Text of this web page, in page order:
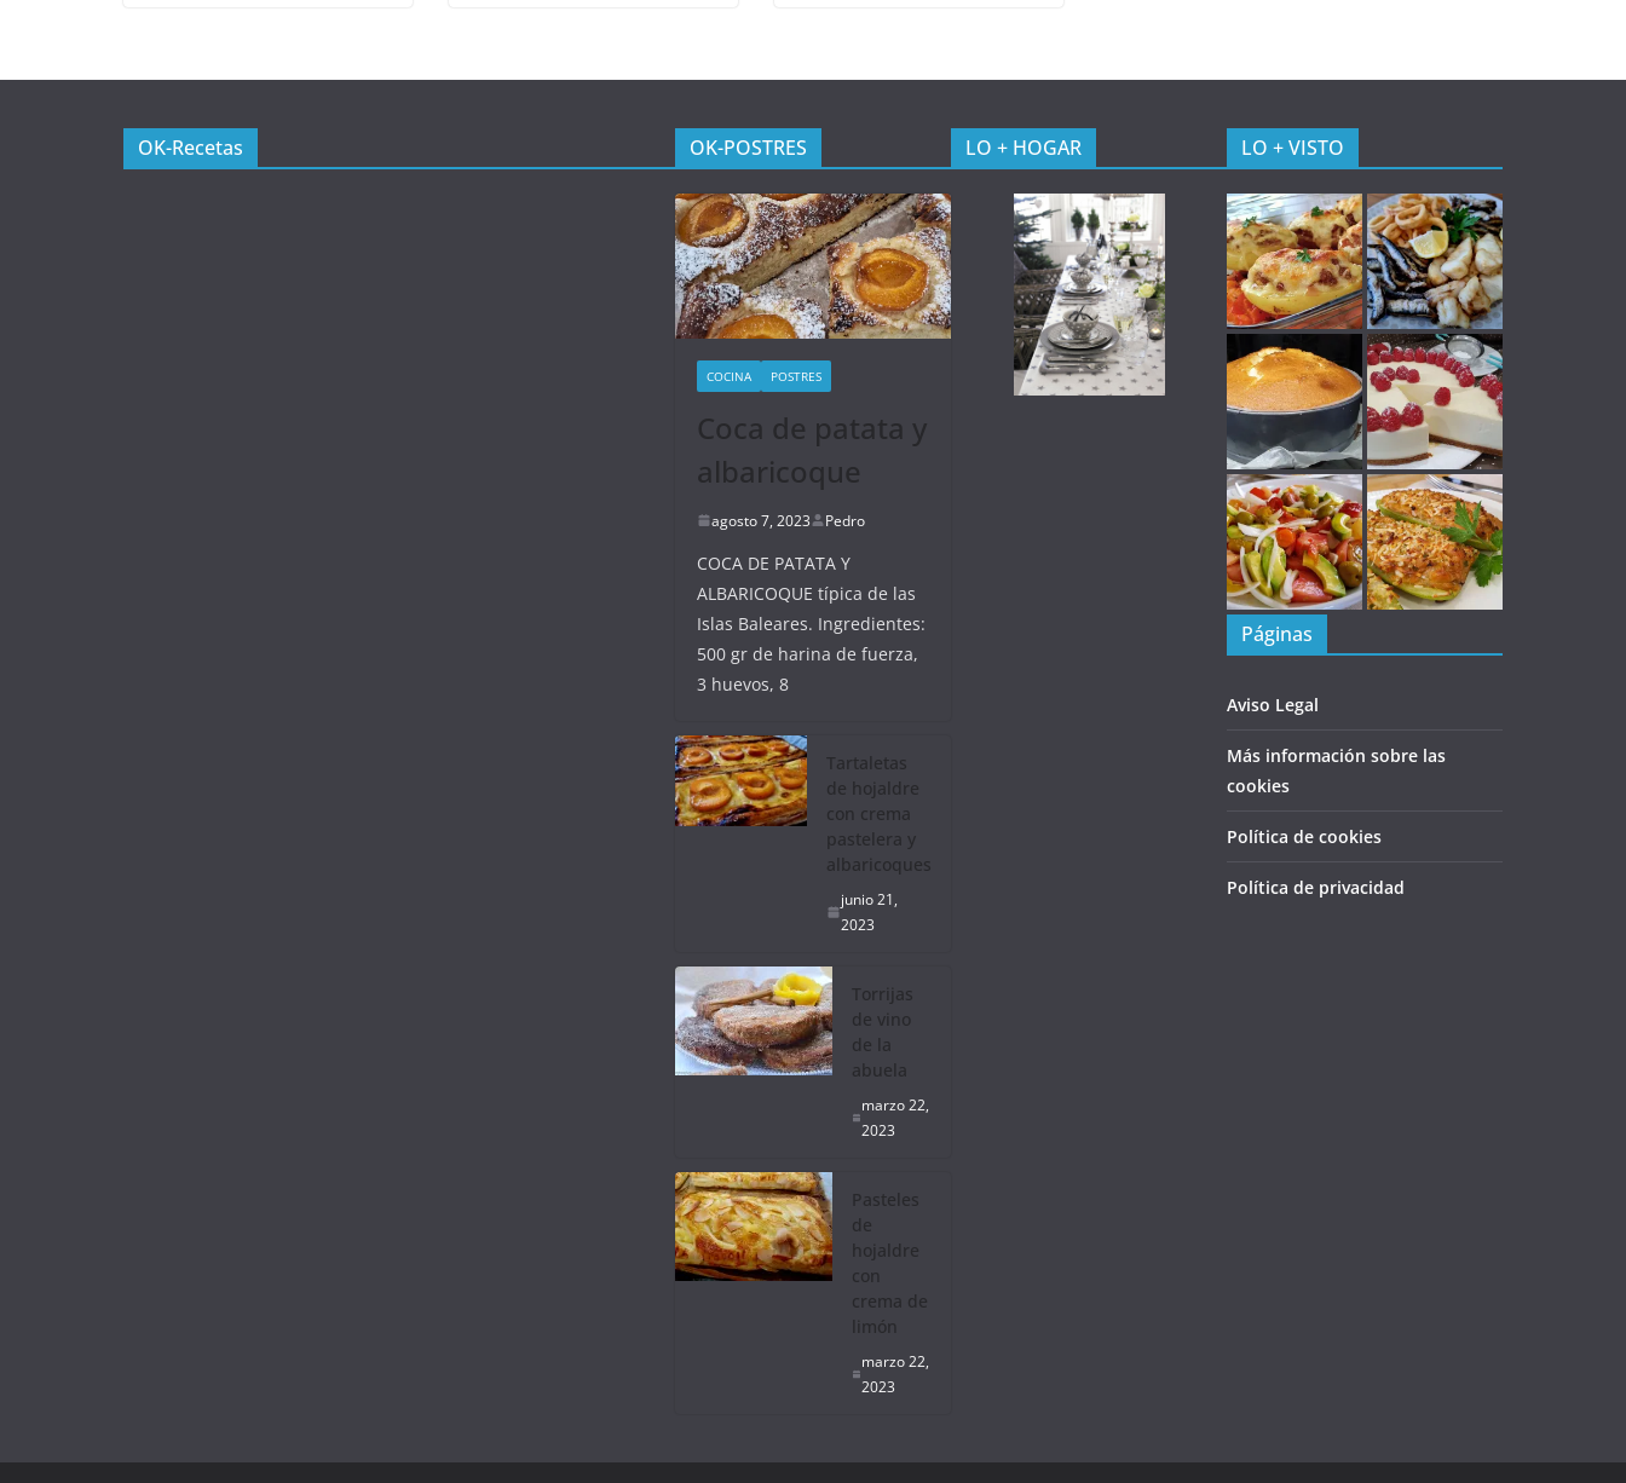
OK-Recetas OK-POSTRES
COCINA POSTRES
Coca de patata y
albaricoque
agosto 7, 2023 Pedro
COCA DE PATATA Y
ALBARICOQUE típica de las
Islas Baleares. Ingredientes:
500 gr de harina de fuerza,
3 huevos, 8
Tartaletas
de hojaldre
con crema
pastelera y
albaricoques
junio 21,
2023
Torrijas
de vino
de la
abuela
marzo 22,
2023
Pasteles
de
hojaldre
con
crema de
limón
marzo 22,
2023
LO + HOGAR LO + VISTO
Páginas
Aviso Legal
Más información sobre las
cookies
Política de cookies
Política de privacidad